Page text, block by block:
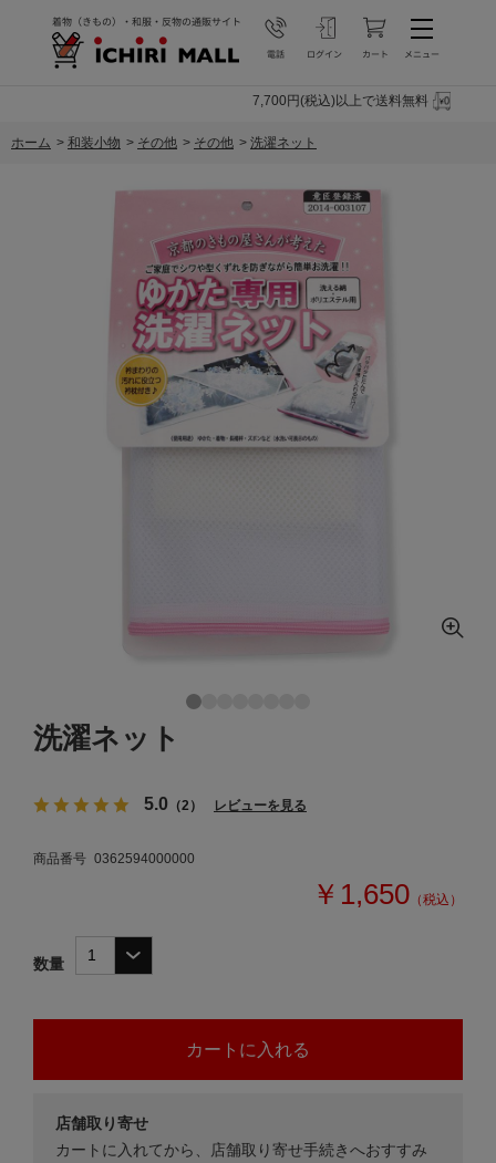
7,700円(税込)以上で送料無料
ホーム > 和装小物 > その他 > その他 > 洗濯ネット
洗濯ネット
5.0 （2） レビューを見る
商品番号 0362594000000
￥1,650 （税込）
数量
店舗取り寄せ
カートに入れてから、店舗取り寄せ手続きへおすすみ